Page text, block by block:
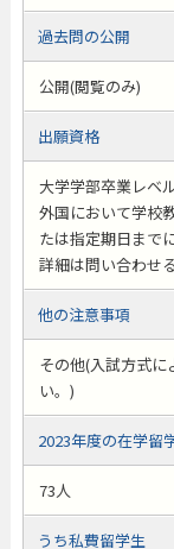
過去問の公開
公開(閲覧のみ)
出願資格
大学学部卒業レベ
外国において学校
たは指定期日まで
詳細は問い合わせ
他の注意事項
その他(入試方式に
い。)
2023年度の在学留
73人
うち私費留学生